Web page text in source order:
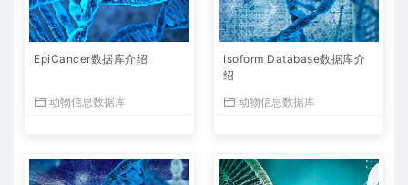
EpiCancer数据库介绍
动物信息数据库
Isoform Database数据库介
绍
动物信息数据库